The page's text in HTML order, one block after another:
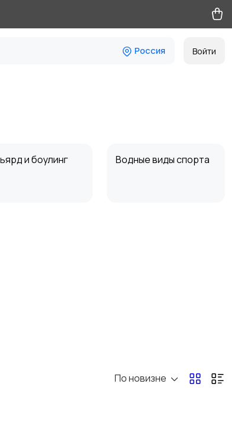
Россия Войти
и боулинг Водные виды спорта
По новизне